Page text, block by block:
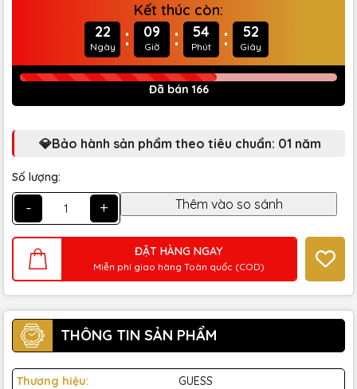
Kết thúc còn:
22
Ngày : 09
Giờ : 54
Phút : 51
Giây
Đã bán 166
💎Bảo hành sản phẩm theo tiêu chuẩn: 01 năm
Số lượng:
- +
ĐẶT HÀNG NGAY
Miễn phí giao hàng Toàn quốc (COD)
THÔNG TIN SẢN PHẨM
Thương hiệu:
GUESS